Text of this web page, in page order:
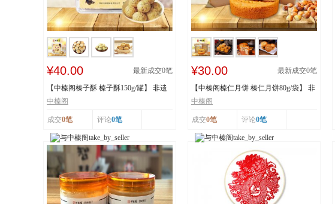
¥40.00 最新成交0笔
【中榛阁榛子酥 榛子酥150g/罐】 非遗
工艺 榛香浓...
中榛阁
成交0笔 评论0笔
¥30.00 最新成交0笔
【中榛阁榛仁月饼 榛仁月饼80g/袋】 非
遗工艺 榛香...
中榛阁
成交0笔 评论0笔